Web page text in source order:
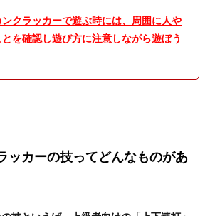
クラッカーで遊ぶ時には、周囲に人や
を確認し遊び方に注意しながら遊ぼう
ッカーの技ってどんなものがあ